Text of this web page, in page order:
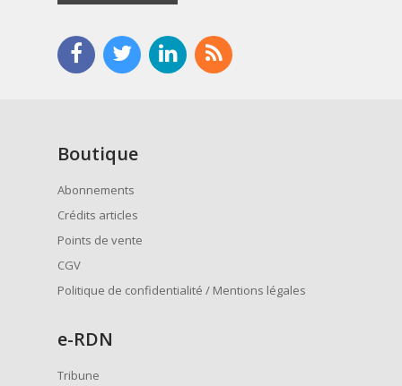
Boutique
Abonnements
Crédits articles
Points de vente
CGV
Politique de confidentialité / Mentions légales
e-RDN
Tribune